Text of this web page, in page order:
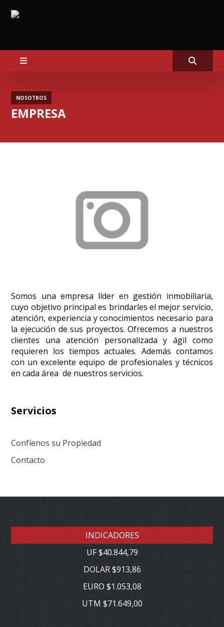
NOSOTROS
EMPRESA
Somos una empresa líder en gestión inmobiliaria,
cuyo objetivo principal es brindarles el mejor servicio,
atención, experiencia y conocimientos necesario para
la ejecución de sus proyectos. Ofrecemos a nuestros
clientes una atención personalizada y ágil como
requieren los tiempos actuales. Además contamos
con un excelente equipo de profesionales y técnicos
en cada área  de nuestros servicios.
Servicios
Confíenos su Propiedad
Contacto
INDICADORES
UF $40.844,79
DOLAR $913,86
EURO $1.053,08
UTM $71.649,00